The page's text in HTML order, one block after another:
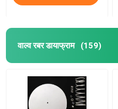
वाल्व रबर डायाफ्राम (159)